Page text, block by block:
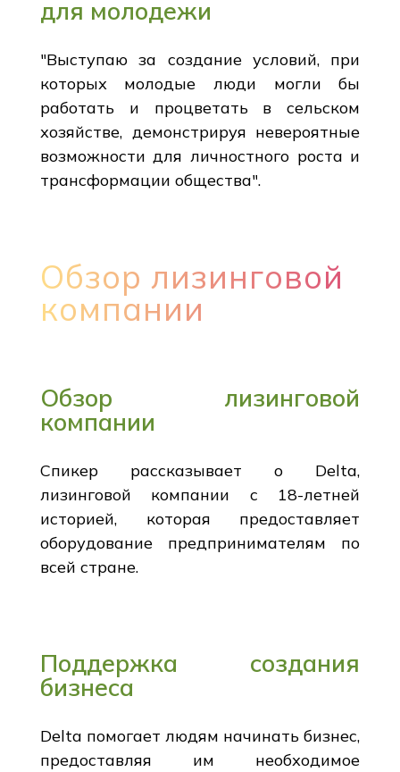
для молодежи
"Выступаю за создание условий, при
которых молодые люди могли бы
работать и процветать в сельском
хозяйстве, демонстрируя невероятные
возможности для личностного роста и
трансформации общества".
Обзор лизинговой
компании
Обзор лизинговой
компании
Спикер рассказывает о Delta,
лизинговой компании с 18-летней
историей, которая предоставляет
оборудование предпринимателям по
всей стране.
Поддержка создания
бизнеса
Delta помогает людям начинать бизнес,
предоставляя им необходимое